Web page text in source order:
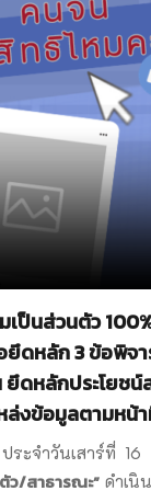
เป็นส่วนตัว
ดหลัก 3 ข้อพิ
ดหลักประโยช
ล่งข้อมูลตามหน้
ระจำวันเสาร์ที่
/สาธารณะ” ดำเนิ